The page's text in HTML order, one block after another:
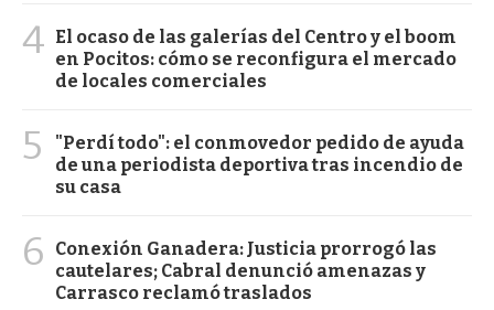
4 El ocaso de las galerías del Centro y el boom
en Pocitos: cómo se reconfigura el mercado
de locales comerciales
5
"Perdí todo": el conmovedor pedido de ayuda
de una periodista deportiva tras incendio de
su casa
6
Conexión Ganadera: Justicia prorrogó las
cautelares; Cabral denunció amenazas y
Carrasco reclamó traslados